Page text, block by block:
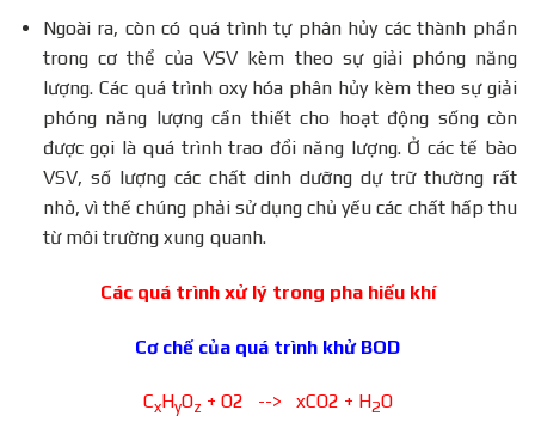
Ngoài ra, còn có quá trình tự phân hủy các thành phần
trong cơ thể của VSV kèm theo sự giải phóng năng
lượng. Các quá trình oxy hóa phân hủy kèm theo sự giải
phóng năng lượng cần thiết cho hoạt động sống còn
được gọi là quá trình trao đổi năng lượng. Ở các tế bào
VSV, số lượng các chất dinh dưỡng dự trữ thường rất
nhỏ, vì thế chúng phải sử dụng chủ yếu các chất hấp thu
từ môi trường xung quanh.
Các quá trình xử lý trong pha hiếu khí
Cơ chế của quá trình khử BOD
CxHyOz + O2 --> xCO2 + H2O